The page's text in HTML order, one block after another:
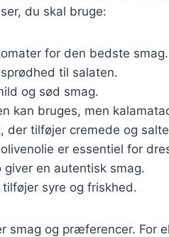
du skal bruge:
for den bedste smag.
til salaten.
og sød smag.
kan bruges, men
der tilføjer cremede og
er essentiel for
en autentisk smag.
syre og friskhed.
smag og præferencer. For